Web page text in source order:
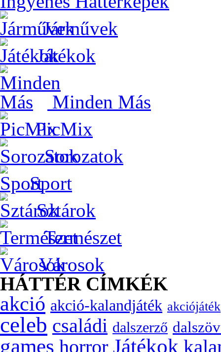
Járművek
Játékok
Minden Más
PicMix
Sorozatok
Sport
Sztárok
Természet
Városok
HÁTTÉR CÍMKÉK
akció akció-kalandjáték akciójáték
celeb családi dalszerző
games horror Játékok